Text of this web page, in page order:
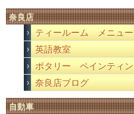
奈良店
ティールーム メニュー
英語教室
ポタリー ペインティ
奈良店ブログ
自動車